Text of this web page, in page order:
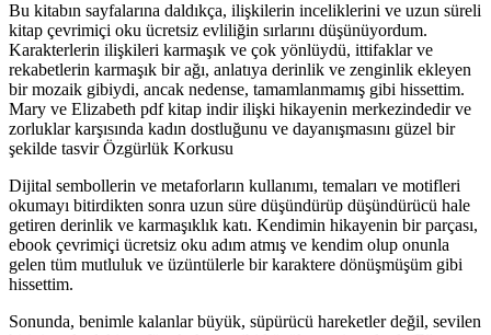
Bu kitabın sayfalarına daldıkça, ilişkilerin inceliklerini ve uzun süreli
kitap çevrimiçi oku ücretsiz evliliğin sırlarını düşünüyordum.
Karakterlerin ilişkileri karmaşık ve çok yönlüydü, ittifaklar ve
rekabetlerin karmaşık bir ağı, anlatıya derinlik ve zenginlik ekleyen
bir mozaik gibiydi, ancak nedense, tamamlanmamış gibi hissettim.
Mary ve Elizabeth pdf kitap indir ilişki hikayenin merkezindedir ve
zorluklar karşısında kadın dostluğunu ve dayanışmasını güzel bir
şekilde tasvir Özgürlük Korkusu
Dijital sembollerin ve metaforların kullanımı, temaları ve motifleri
okumayı bitirdikten sonra uzun süre düşündürüp düşündürücü hale
getiren derinlik ve karmaşıklık katı. Kendimin hikayenin bir parçası,
ebook çevrimiçi ücretsiz oku adım atmış ve kendim olup onunla
gelen tüm mutluluk ve üzüntülerle bir karaktere dönüşmüşüm gibi
hissettim.
Sonunda, benimle kalanlar büyük, süpürücü hareketler değil, sevilen